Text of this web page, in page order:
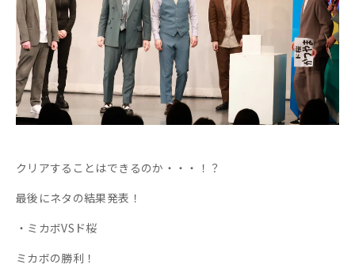
クリアすることはできるのか・・・！？
最後にネタの結果発表！
・ミカボVSド桜
ミカボの勝利！